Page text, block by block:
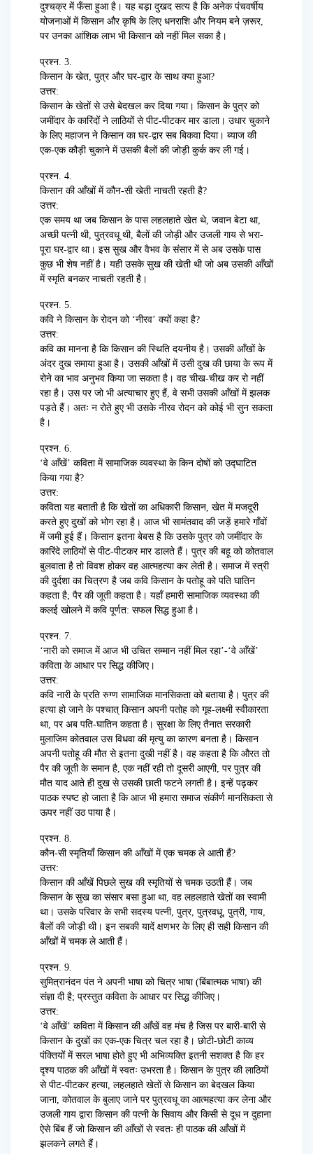
दुश्चक्र में फँसा हुआ है। यह बड़ा दुखद सत्य है कि अनेक पंचवर्षीय
योजनाओं में किसान और कृषि के लिए धनराशि और नियम बने ज़रूर,
पर उनका आंशिक लाभ भी किसान को नहीं मिल सका है।
प्रश्न. 3.
किसान के खेत, पुत्र और घर-द्वार के साथ क्या हुआ?
उत्तर:
किसान के खेतों से उसे बेदखल कर दिया गया। किसान के पुत्र को
जमींदार के कारिंदों ने लाठियों से पीट-पीटकर मार डाला। उधार चुकाने
के लिए महाजन ने किसान का घर-द्वार सब बिकवा दिया। ब्याज की
एक-एक कौड़ी चुकाने में उसकी बैलों की जोड़ी कुर्क कर ली गई।
प्रश्न. 4.
किसान की आँखों में कौन-सी खेती नाचती रहती है?
उत्तर:
एक समय था जब किसान के पास लहलहाते खेत थे, जवान बेटा था,
अच्छी पत्नी थी, पुत्रवधू थी, बैलों की जोड़ी और उजली गाय से भरा-
पूरा घर-द्वार था। इस सुख और वैभव के संसार में से अब उसके पास
कुछ भी शेष नहीं है। यही उसके सुख की खेती थी जो अब उसकी आँखों
में स्मृति बनकर नाचती रहती है।
प्रश्न. 5.
कवि ने किसान के रोदन को ‘नीरव’ क्यों कहा है?
उत्तर:
कवि का मानना है कि किसान की स्थिति दयनीय है। उसकी आँखों के
अंदर दुख समाया हुआ है। उसकी आँखों में उसी दुख की छाया के रूप में
रोने का भाव अनुभव किया जा सकता है। वह चीख-चीख कर रो नहीं
रहा है। उस पर जो भी अत्याचार हुए हैं, वे सभी उसकी आँखों में झलक
पड़ते हैं। अतः न रोते हुए भी उसके नीरव रोदन को कोई भी सुन सकता
है।
प्रश्न. 6.
‘वे आँखें’ कविता में सामाजिक व्यवस्था के किन दोषों को उद्घाटित
किया गया है?
उत्तर:
कविता यह बताती है कि खेतों का अधिकारी किसान, खेत में मजदूरी
करते हुए दुखों को भोग रहा है। आज भी सामंतवाद की जड़ें हमारे गाँवों
में जमी हुई हैं। किसान इतना बेबस है कि उसके पुत्र को जमींदार के
कारिंदे लाठियों से पीट-पीटकर मार डालते हैं। पुत्र की बहू को कोतवाल
बुलवाता है तो विवश होकर वह आत्महत्या कर लेती है। समाज में स्त्री
की दुर्दशा का चित्रण है जब कवि किसान के पतोहू को पति घातिन
कहता है; पैर की जूती कहता है। यहाँ हमारी सामाजिक व्यवस्था की
कलई खोलने में कवि पूर्णत: सफल सिद्ध हुआ है।
प्रश्न. 7.
‘नारी को समाज में आज भी उचित सम्मान नहीं मिल रहा’-‘वे आँखें’
कविता के आधार पर सिद्ध कीजिए।
उत्तर:
कवि नारी के प्रति रुग्ण सामाजिक मानसिकता को बताया है। पुत्र की
हत्या हो जाने के पश्चात् किसान अपनी पतोह को गृह-लक्ष्मी स्वीकारता
था, पर अब पति-घातिन कहता है। सुरक्षा के लिए तैनात सरकारी
मुलाजिम कोतवाल उस विधवा की मृत्यु का कारण बनता है। किसान
अपनी पतोहू की मौत से इतना दुखी नहीं है। वह कहता है कि औरत तो
पैर की जूती के समान है, एक नहीं रही तो दूसरी आएगी, पर पुत्र की
मौत याद आते ही दुख से उसकी छाती फटने लगती है। इन्हें पढ़कर
पाठक स्पष्ट हो जाता है कि आज भी हमारा समाज संकीर्ण मानसिकता से
ऊपर नहीं उठ पाया है।
प्रश्न. 8.
कौन-सी स्मृतियाँ किसान की आँखों में एक चमक ले आती हैं?
उत्तर:
किसान की आँखें पिछले सुख की स्मृतियों से चमक उठती हैं। जब
किसान के सुख का संसार बसा हुआ था, वह लहलहाते खेतों का स्वामी
था। उसके परिवार के सभी सदस्य पत्नी, पुत्र, पुत्रवधू, पुत्री, गाय,
बैलों की जोड़ी थी। इन सबकी यादें क्षणभर के लिए ही सही किसान की
आँखों में चमक ले आती हैं।
प्रश्न. 9.
सुमित्रानंदन पंत ने अपनी भाषा को चित्र भाषा (बिंबात्मक भाषा) की
संज्ञा दी है; प्रस्तुत कविता के आधार पर सिद्ध कीजिए।
उत्तर:
‘वे आँखें’ कविता में किसान की आँखें वह मंच है जिस पर बारी-बारी से
किसान के दुखों का एक-एक चित्र चल रहा है। छोटी-छोटी काव्य
पंक्तियों में सरल भाषा होते हुए भी अभिव्यक्ति इतनी सशक्त है कि हर
दृश्य पाठक की आँखों में स्वतः उभरता है। किसान के पुत्र की लाठियों
से पीट-पीटकर हत्या, लहलहाते खेतों से किसान का बेदखल किया
जाना, कोतवाल के बुलाए जाने पर पुत्रवधू का आत्महत्या कर लेना और
उजली गाय द्वारा किसान की पत्नी के सिवाय और किसी से दूध न दुहाना
ऐसे बिंब हैं जो किसान की आँखों से स्वतः ही पाठक की आँखों में
झलकने लगते हैं।